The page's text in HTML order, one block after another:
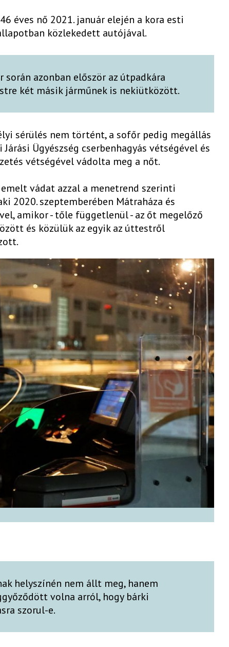
éves nő 2021. január elején a kora esti
közlekedett autójával.
során azonban először az útpadkára
két másik járműnek is nekiütközött.
sérülés nem történt, a sofőr pedig megállás
Ügyészség cserbenhagyás vétségével és
vétségével vádolta meg a nőt.
vádat azzal a menetrend szerinti
2020. szeptemberében Mátraháza és
amikor - tőle függetlenül - az őt megelőző
és közülük az egyik az úttestről
helyszínén nem állt meg, hanem
volna arról, hogy bárki
szorul-e.